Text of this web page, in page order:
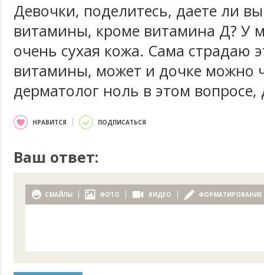
Девочки, поделитесь, даете ли
витамины, кроме витамина Д? У
очень сухая кожа. Сама страдаю
витамины, может и дочке можно
дерматолог ноль в этом вопросе,
НРАВИТСЯ ПОДПИСАТЬСЯ
Ваш ответ:
СМАЙЛЫ ФОТО ВИДЕО ФОРМАТИРОВАНИЕ